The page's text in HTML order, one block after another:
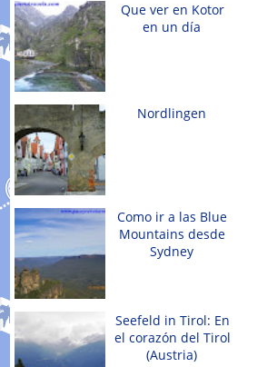
Que ver en Kotor
en un día
Nordlingen
Como ir a las Blue
Mountains desde
Sydney
Seefeld in Tirol: En
el corazón del Tirol
(Austria)